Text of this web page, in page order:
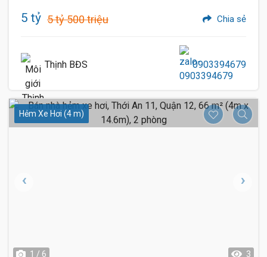
5 tỷ 5 tỷ 500 triệu Chia sẻ
Thịnh BĐS 0903394679
Hẻm Xe Hơi (4 m)
1 / 6 3